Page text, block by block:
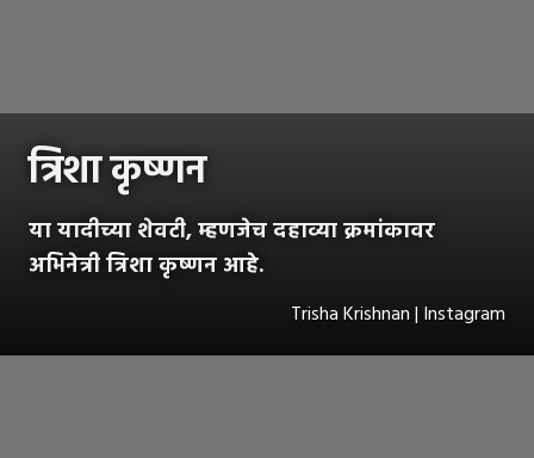
त्रिशा कृष्णन
या यादीच्या शेवटी, म्हणजेच दहाव्या क्रमांकावर
अभिनेत्री त्रिशा कृष्णन आहे.
Trisha Krishnan | Instagram